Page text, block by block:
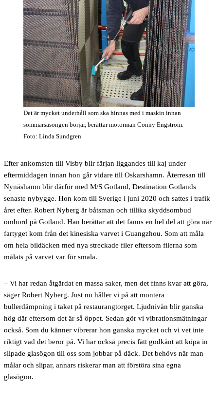
Det är mycket underhåll som ska hinnas med i maskin innan
sommarsäsongen börjar, berättar motorman Conny Engström.
Foto: Linda Sundgren
Efter ankomsten till Visby blir färjan liggandes till kaj under
eftermiddagen innan hon går vidare till Oskarshamn. Återresan till
Nynäshamn blir därför med M/S Gotland, Destination Gotlands
senaste nybygge. Hon kom till Sverige i juni 2020 och sattes i trafik
året efter. Robert Nyberg är båtsman och tillika skyddsombud
ombord på Gotland. Han berättar att det fanns en hel del att göra när
fartyget kom från det kinesiska varvet i Guangzhou. Som att måla
om hela bildäcken med nya streckade filer eftersom filerna som
målats på varvet var för smala.
– Vi har redan åtgärdat en massa saker, men det finns kvar att göra,
säger Robert Nyberg. Just nu håller vi på att montera
bullerdämpning i taket på restaurangtorget. Ljudnivån blir ganska
hög där eftersom det är så öppet. Sedan gör vi vibrationsmätningar
också. Som du känner vibrerar hon ganska mycket och vi vet inte
riktigt vad det beror på. Vi har också precis fått godkänt att köpa in
slipade glasögon till oss som jobbar på däck. Det behövs när man
målar och slipar, annars riskerar man att förstöra sina egna
glasögon.